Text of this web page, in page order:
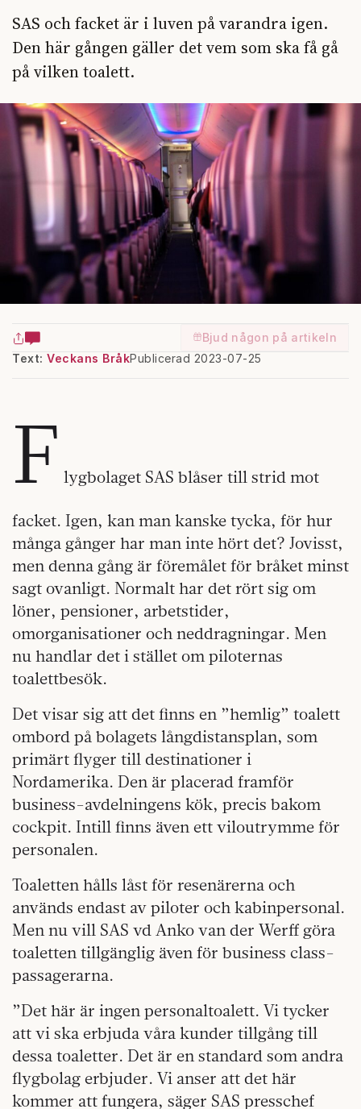
SAS och facket är i luven på varandra igen.
Den här gången gäller det vem som ska få gå
på vilken toalett.
Bjud någon på artikeln
Text: Veckans BråkPublicerad 2023-07-25
F lygbolaget SAS blåser till strid mot
facket. Igen, kan man kanske tycka, för hur
många gånger har man inte hört det? Jovisst,
men denna gång är föremålet för bråket minst
sagt ovanligt. Normalt har det rört sig om
löner, pensioner, arbetstider,
omorganisationer och neddragningar. Men
nu handlar det i stället om piloternas
toalettbesök.
Det visar sig att det finns en ”hemlig” toalett
ombord på bolagets långdistansplan, som
primärt flyger till destinationer i
Nordamerika. Den är placerad framför
business-avdelningens kök, precis bakom
cockpit. Intill finns även ett viloutrymme för
personalen.
Toaletten hålls låst för resenärerna och
används endast av piloter och kabinpersonal.
Men nu vill SAS vd Anko van der Werff göra
toaletten tillgänglig även för business class-
passagerarna.
”Det här är ingen personaltoalett. Vi tycker
att vi ska erbjuda våra kunder tillgång till
dessa toaletter. Det är en standard som andra
flygbolag erbjuder. Vi anser att det här
kommer att fungera, säger SAS presschef